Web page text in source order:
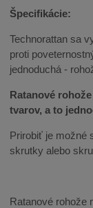
Špecifikácie:
Technorattan sa
proti
jednoduchá -
Ratanové
tvarov, a to
Prirobiť je možné
skrutky alebo
Ratanové rohože